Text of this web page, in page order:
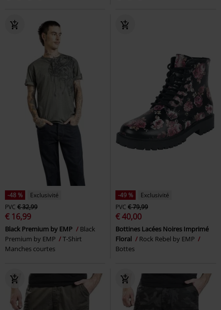
-48 %
Exclusivité
PVC € 32,99
€ 16,99
Black Premium by EMP
Black
Premium by EMP
T-Shirt
Manches courtes
-49 %
Exclusivité
PVC € 79,99
€ 40,00
Bottines Lacées Noires Imprimé
Floral
Rock Rebel by EMP
Bottes